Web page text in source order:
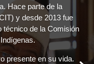
Hace parte de la
y desde 2013 fue
técnico de la Comisión
presente en su vida.